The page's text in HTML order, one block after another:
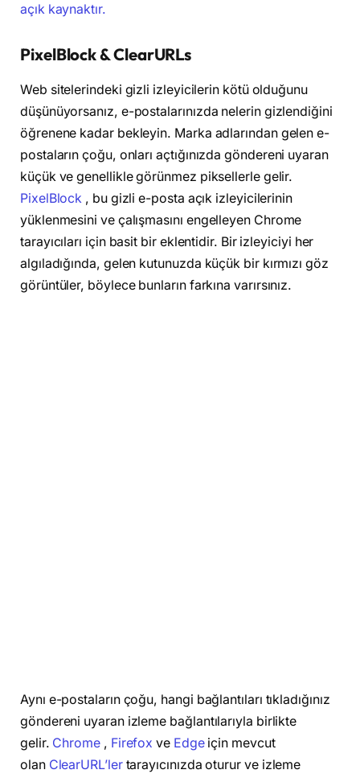
açık kaynaktır.
PixelBlock & ClearURLs
Web sitelerindeki gizli izleyicilerin kötü olduğunu
düşünüyorsanız, e-postalarınızda nelerin gizlendiğini
öğrenene kadar bekleyin. Marka adlarından gelen e-
postaların çoğu, onları açtığınızda göndereni uyaran
küçük ve genellikle görünmez piksellerle gelir.
PixelBlock , bu gizli e-posta açık izleyicilerinin
yüklenmesini ve çalışmasını engelleyen Chrome
tarayıcıları için basit bir eklentidir. Bir izleyiciyi her
algıladığında, gelen kutunuzda küçük bir kırmızı göz
görüntüler, böylece bunların farkına varırsınız.
Aynı e-postaların çoğu, hangi bağlantıları tıkladığınız
göndereni uyaran izleme bağlantılarıyla birlikte
gelir. Chrome, Firefox ve Edgeiçin mevcut
olan ClearURL’lertarayıcınızda oturur ve izleme